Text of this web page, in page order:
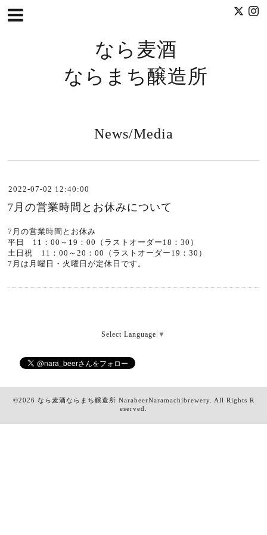
なら麦酒
ならまち醸造所
News/Media
2022-07-02 12:40:00
7月の営業時間とお休みについて
7月の営業時間とお休み
平日 11：00～19：00（ラストオーダー18：30）
土日祝 11：00～20：00（ラストオーダー19：30）
7月は月曜日・火曜日が定休日です。
Select Language ▼
©2026 なら麦酒ならまち醸造所 NarabeerNaramachibrewery. All Rights R
eserved.